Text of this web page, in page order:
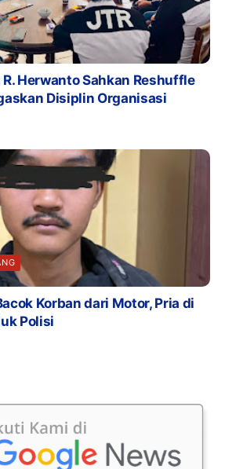
R. Herwanto Sahkan Reshuffle
Disiplin Organisasi
Korban dari Motor, Pria di
Polisi